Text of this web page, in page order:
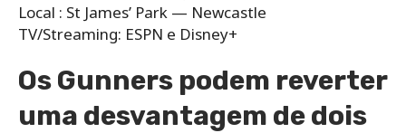
Local : St James’ Park — Newcastle
TV/Streaming: ESPN e Disney+
Os Gunners podem reverter
uma desvantagem de dois